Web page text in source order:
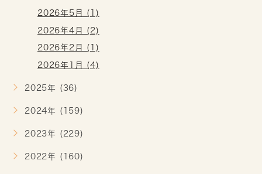
2026年5月 (1)
2026年4月 (2)
2026年2月 (1)
2026年1月 (4)
2025年 (36)
2024年 (159)
2023年 (229)
2022年 (160)